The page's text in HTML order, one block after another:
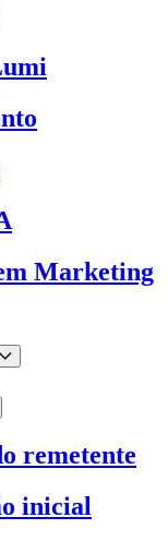
Marketing
remetente
inicial